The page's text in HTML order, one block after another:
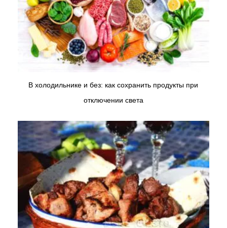
В холодильнике и без: как сохранить продукты при
отключении света